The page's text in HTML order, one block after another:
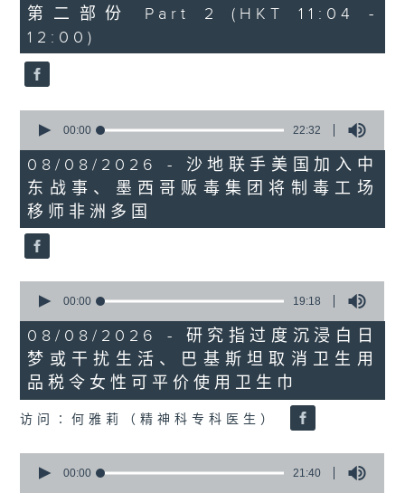
56
minutes,
9
seconds
第二部份 Part 2 (HKT 11:04 -
12:00)
seconds
22
minutes,
32
seconds
00:00 22:32
08/08/2026 - 沙地联手美国加入中
东战事、墨西哥贩毒集团将制毒工场
移师非洲多国
seconds
19
minutes,
18
seconds
00:00 19:18
08/08/2026 - 研究指过度沉浸白日
梦或干扰生活、巴基斯坦取消卫生用
品税令女性可平价使用卫生巾
访问∶何雅莉（精神科专科医生）
seconds
00:00 21:40